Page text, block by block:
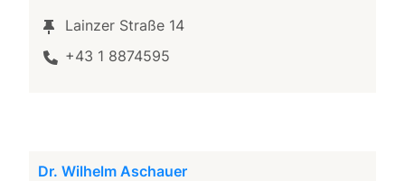
Lainzer Straße 14
+43 1 8874595
Dr. Wilhelm Aschauer